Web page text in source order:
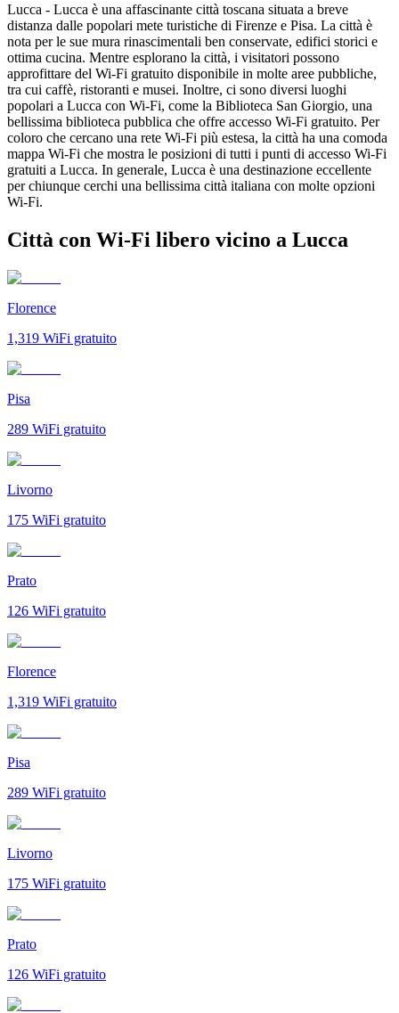
Lucca - Lucca è una affascinante città toscana situata a breve
distanza dalle popolari mete turistiche di Firenze e Pisa. La città è
nota per le sue mura rinascimentali ben conservate, edifici storici e
ottima cucina. Mentre esplorano la città, i visitatori possono
approfittare del Wi-Fi gratuito disponibile in molte aree pubbliche,
tra cui caffè, ristoranti e musei. Inoltre, ci sono diversi luoghi
popolari a Lucca con Wi-Fi, come la Biblioteca San Giorgio, una
bellissima biblioteca pubblica che offre accesso Wi-Fi gratuito. Per
coloro che cercano una rete Wi-Fi più estesa, la città ha una comoda
mappa Wi-Fi che mostra le posizioni di tutti i punti di accesso Wi-Fi
gratuiti a Lucca. In generale, Lucca è una destinazione eccellente
per chiunque cerchi una bellissima città italiana con molte opzioni
Wi-Fi.
Città con Wi-Fi libero vicino a Lucca
Florence
1,319 WiFi gratuito
Pisa
289 WiFi gratuito
Livorno
175 WiFi gratuito
Prato
126 WiFi gratuito
Florence
1,319 WiFi gratuito
Pisa
289 WiFi gratuito
Livorno
175 WiFi gratuito
Prato
126 WiFi gratuito